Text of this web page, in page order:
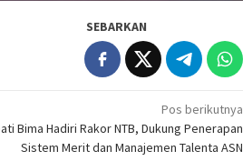
SEBARKAN
Pos berikutnya
Bima Hadiri Rakor NTB, Dukung Penerapan
Sistem Merit dan Manajemen Talenta ASN